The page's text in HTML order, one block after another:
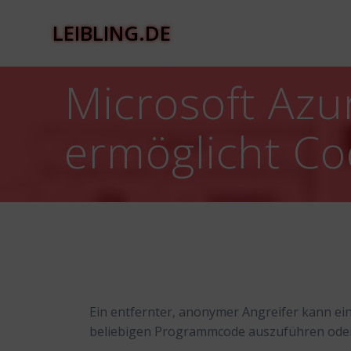
LEIBLING.DE
Microsoft
ermöglicht
Ein entfernter, anonymer Angreifer kann
beliebigen Programmcode auszuführen